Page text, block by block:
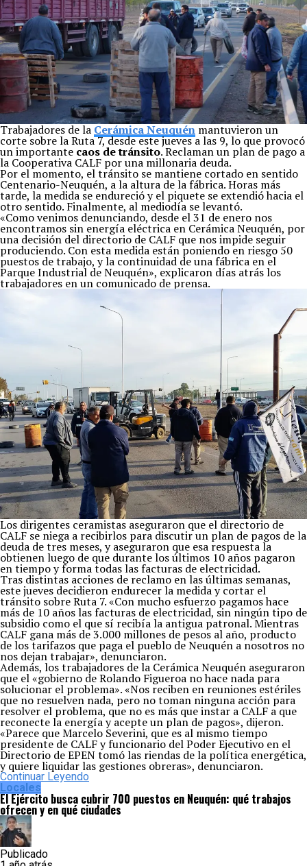
Trabajadores de la Cerámica Neuquén mantuvieron un
corte sobre la Ruta 7, desde este jueves a las 9, lo que provocó
un importante caos de tránsito. Reclaman un plan de pago a
la Cooperativa CALF por una millonaria deuda.
Por el momento, el tránsito se mantiene cortado en sentido
Centenario-Neuquén, a la altura de la fábrica. Horas más
tarde, la medida se endureció y el piquete se extendió hacia el
otro sentido. Finalmente, al mediodía se levantó.
«Como venimos denunciando, desde el 31 de enero nos
encontramos sin energía eléctrica en Cerámica Neuquén, por
una decisión del directorio de CALF que nos impide seguir
produciendo. Con esta medida están poniendo en riesgo 50
puestos de trabajo, y la continuidad de una fábrica en el
Parque Industrial de Neuquén», explicaron días atrás los
trabajadores en un comunicado de prensa.
Los dirigentes ceramistas aseguraron que el directorio de
CALF se niega a recibirlos para discutir un plan de pagos de la
deuda de tres meses, y aseguraron que esa respuesta la
obtienen luego de que durante los últimos 10 años pagaron
en tiempo y forma todas las facturas de electricidad.
Tras distintas acciones de reclamo en las últimas semanas,
este jueves decidieron endurecer la medida y cortar el
tránsito sobre Ruta 7. «Con mucho esfuerzo pagamos hace
más de 10 años las facturas de electricidad, sin ningún tipo de
subsidio como el que sí recibía la antigua patronal. Mientras
CALF gana más de 3.000 millones de pesos al año, producto
de los tarifazos que paga el pueblo de Neuquén a nosotros no
nos dejan trabajar», denunciaron.
Además, los trabajadores de la Cerámica Neuquén aseguraron
que el «gobierno de Rolando Figueroa no hace nada para
solucionar el problema». «Nos reciben en reuniones estériles
que no resuelven nada, pero no toman ninguna acción para
resolver el problema, que no es más que instar a CALF a que
reconecte la energía y acepte un plan de pagos», dijeron.
«Parece que Marcelo Severini, que es al mismo tiempo
presidente de CALF y funcionario del Poder Ejecutivo en el
Directorio de EPEN tomó las riendas de la política energética,
y quiere liquidar las gestiones obreras», denunciaron.
Continuar Leyendo
Locales
El Ejército busca cubrir 700 puestos en Neuquén: qué trabajos
ofrecen y en qué ciudades
Publicado